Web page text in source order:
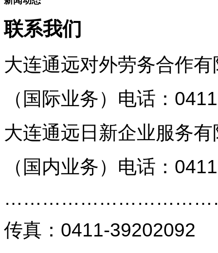
联系我们
大连通远对外劳务合作有
（国际业务） 电话：
大连通远日新企业服务有
（国内业务） 电话：
传真 ： 0411-39202092